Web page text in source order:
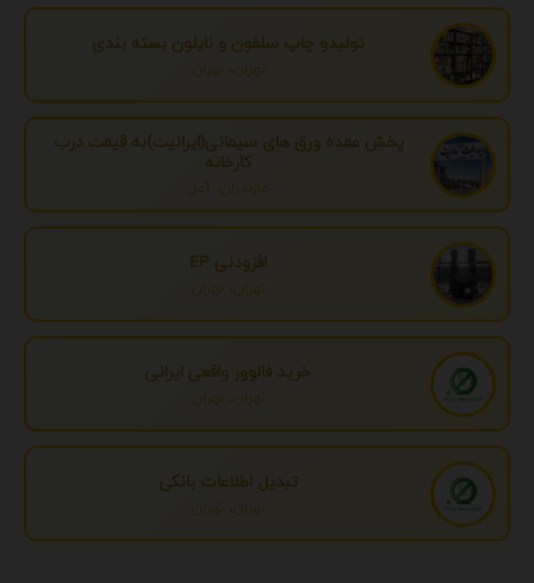
تولیدو چاپ سلفون و نایلون بسته بندی
تهران، تهران
پخش عمده ورق های سیمانی(ایرانیت)به قیمت درب
کارخانه
مازندران، آمل
افزودنی EP
تهران، تهران
خرید فالوور واقعی ایرانی
تهران، تهران
تبدیل اطلاعات بانکی
تهران، تهران